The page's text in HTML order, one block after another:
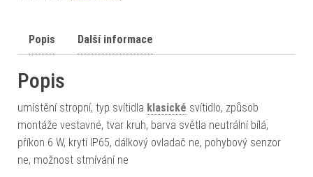
Popis Další informace
Popis
umístění stropní, typ svítidla klasické svítidlo, způsob
montáže vestavné, tvar kruh, barva světla neutrální bílá,
příkon 6 W, krytí IP65, dálkový ovladač ne, pohybový senzor
ne, možnost stmívání ne